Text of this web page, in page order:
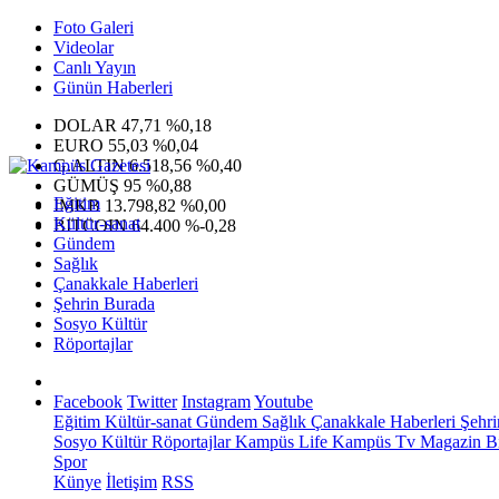
Foto Galeri
Videolar
Canlı Yayın
Günün Haberleri
DOLAR 47,71 %0,18
EURO 55,03 %0,04
G.ALTIN6.518,56 %0,40
GÜMÜŞ 95 %0,88
IMKB 13.798,82 %0,00
BITCOIN64.400 %-0,28
Eğitim
Kültür-sanat
Gündem
Sağlık
Çanakkale Haberleri
Şehrin Burada
Sosyo Kültür
Röportajlar
Facebook Twitter InstagramYoutube
Eğitim Kültür-sanat Gündem Sağlık Çanakkale Haberleri
Sosyo KültürRöportajlarKampüs Life Kampüs Tv Magazin
Spor
Künye İletişim RSS